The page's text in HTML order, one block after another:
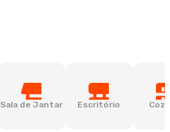
Sala de Jantar Escritório